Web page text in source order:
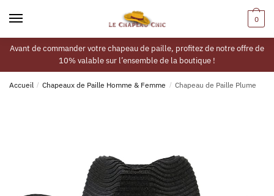
0
Avant de commander votre chapeau de paille, profitez de notre offre de
10% valable sur l’ensemble de la boutique !
Accueil / Chapeaux de Paille Homme & Femme / Chapeau de Paille Plume